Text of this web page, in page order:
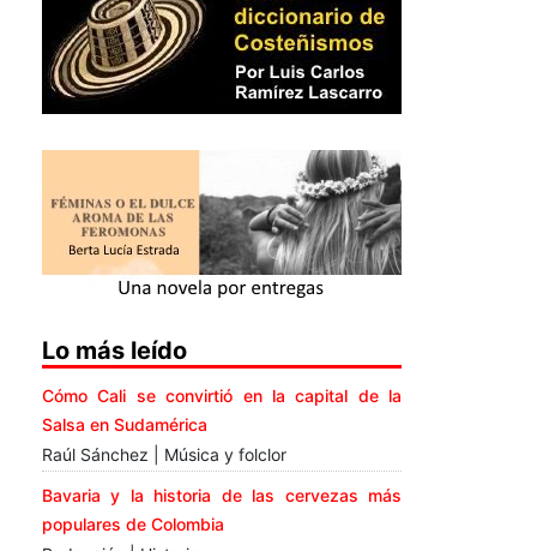
Lo más leído
Cómo Cali se convirtió en la capital de la
Salsa en Sudamérica
Raúl Sánchez | Música y folclor
Bavaria y la historia de las cervezas más
populares de Colombia